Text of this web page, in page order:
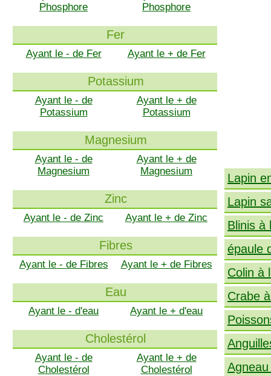
Phosphore
Phosphore
Fer
Ayant le - de Fer Ayant le + de Fer
Potassium
Ayant le - de
Potassium
Ayant le + de
Potassium
Magnesium
Ayant le - de
Magnesium
Ayant le + de
Magnesium
Zinc
Ayant le - de Zinc Ayant le + de Zinc
Fibres
Ayant le - de Fibres Ayant le + de Fibres
Eau
Ayant le - d'eau Ayant le + d'eau
Cholestérol
Ayant le - de
Cholestérol
Ayant le + de
Cholestérol
Lapin
Lapin
Blinis à
épaule
Colin à
Crabe